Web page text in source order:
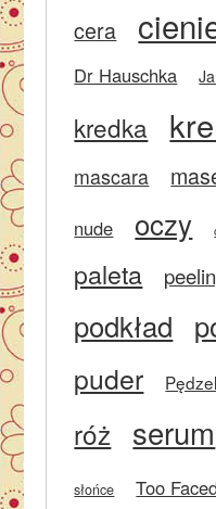
cera
Dr Hauschka
kredka
mascara
nude oczy
paleta
podkład
puder Pędzel
róż serum
słońce Too